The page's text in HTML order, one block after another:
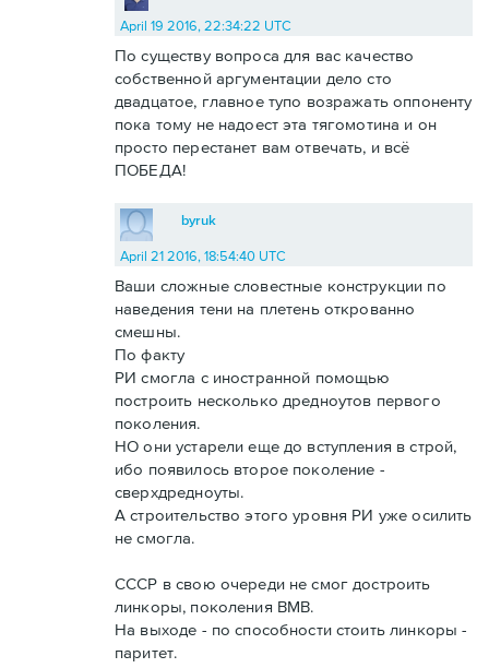
April 19 2016, 22:34:22 UTC
По существу вопроса для вас качество
собственной аргументации дело сто
двадцатое, главное тупо возражать оппоненту
пока тому не надоест эта тягомотина и он
просто перестанет вам отвечать, и всё
ПОБЕДА!
byruk
April 21 2016, 18:54:40 UTC
Ваши сложные словестные конструкции по
наведения тени на плетень открованно
смешны.
По факту
РИ смогла с иностранной помощью
построить несколько дредноутов первого
поколения.
НО они устарели еще до вступления в строй,
ибо появилось второе поколение -
сверхдредноуты.
А строительство этого уровня РИ уже осилить
не смогла.
СССР в свою очереди не смог достроить
линкоры, поколения ВМВ.
На выходе - по способности стоить линкоры -
паритет.